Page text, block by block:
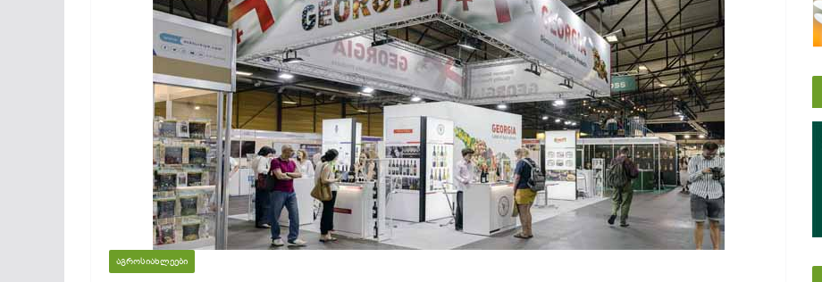
ᲐᲒᲠᲝᲡᲘᲐᲮᲚᲔᲔᲑᲘ